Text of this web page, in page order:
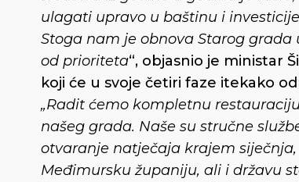
ulagati upravo u baštinu i
Stoga nam je obnova Starog
od prioriteta“, objasnio je ministar
koji će u svoje četiri faze itekako
„Radit ćemo kompletnu
našeg grada. Naše su stručne
otvaranje natječaja krajem
Međimursku županiju, ali i državu